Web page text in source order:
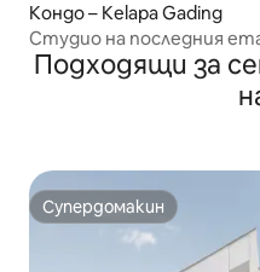
Кондо – Kelapa Gading
Студио на последния
100 Mbps
Подходящи за
Супердомакин
Супердомакин